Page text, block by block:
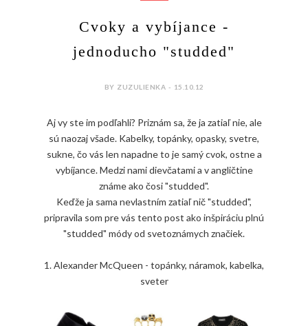
Cvoky a vybíjance -
jednoducho "studded"
BY ZUZULIENKA - 15.10.12
Aj vy ste im podľahli? Priznám sa, že ja zatiaľ nie, ale
sú naozaj všade. Kabelky, topánky, opasky, svetre,
sukne, čo vás len napadne to je samý cvok, ostne a
vybíjance. Medzi nami dievčatami a v angličtine
známe ako čosi "studded".
Keďže ja sama nevlastním zatiaľ nič "studded",
pripravila som pre vás tento post ako inšpiráciu plnú
"studded" módy od svetoznámych značiek.
1. Alexander McQueen - topánky, náramok, kabelka,
sveter